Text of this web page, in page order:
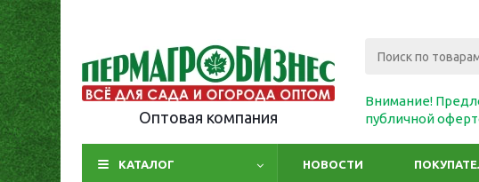
Оптовая компания
Внимание!
публичной
КАТАЛОГ НОВОСТИ